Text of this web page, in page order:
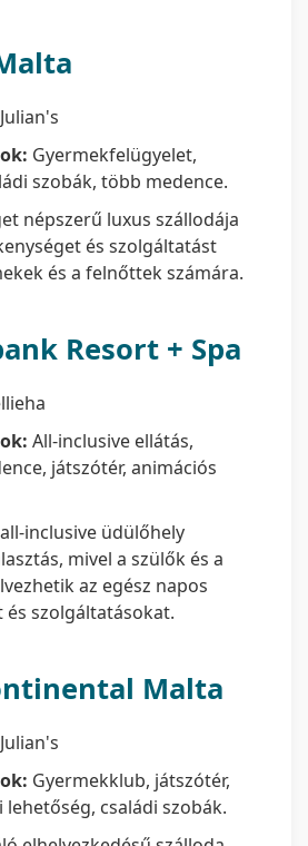
Gyermekfelügyelet,
szobák, több medence.
népszerű luxus szállodája
és szolgáltatást
és a felnőttek számára.
Resort + Spa
All-inclusive ellátás,
játszótér, animációs
all-inclusive üdülőhely
mivel a szülők és a
az egész napos
szolgáltatásokat.
Malta
Gyermekklub, játszótér,
családi szobák.